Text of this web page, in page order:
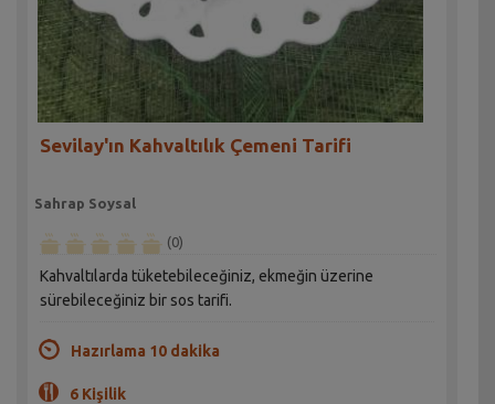
Sevilay'ın Kahvaltılık Çemeni Tarifi
Sahrap Soysal
(0)
Kahvaltılarda tüketebileceğiniz, ekmeğin üzerine
sürebileceğiniz bir sos tarifi.
Hazırlama 10 dakika
6 Kişilik